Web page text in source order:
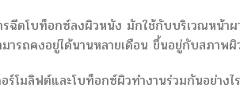
รฉีดโบท็อกซ์ลงผิวหนัง มักใช้กับบริเวณหน้า
มารถคงอยู่ได้นานหลายเดือน ขึ้นอยู่กับสภาพ
อร์โมลิฟต์และโบท็อกซ์ผิวทำงานร่วมกันอย่างไร